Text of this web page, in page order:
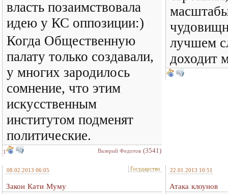
власть позаимствовала
идею у КС оппозиции:)
Когда Общественную
палату только создавали,
у многих зародилось
сомнение, что этим
искусственным
институтом подменят
политические.
1 Валерий Федотов (3541)
лучшем
доходит
08.02.2013 06:05 Государство
Закон Кати Муму
22.01.2013 10:51
Атака клоунов